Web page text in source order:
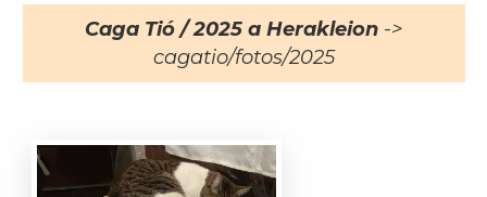
Caga Tió / 2025 a Herakleion ->
cagatio/fotos/2025